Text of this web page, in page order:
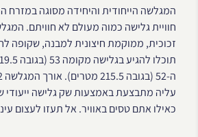
המגלשה הייחודית והיחידה מסוגה במזרח
חוויית גלישה כמוה מעולם לא חוויתם.
זכוכית, ממוקמת חיצונית למבנה, שקופה
עליה מתבצעת באמצעות שק גלישה ייעודי
כאילו אתם טסים באוויר. אל תעזו לעצום